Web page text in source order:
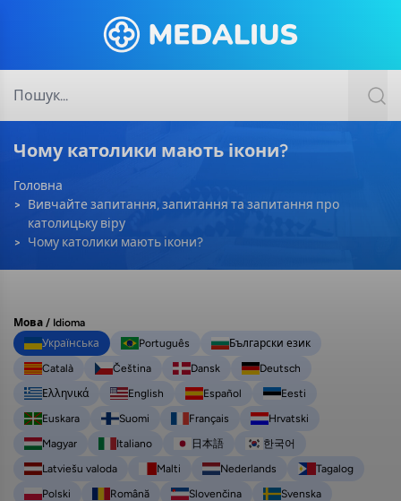
Чому католики мають ікони?
Головна
Вивчайте запитання, запитання та запитання про
католицьку віру
Чому католики мають ікони?
Мова / Idioma
Українська
Português
Български език
Català
Čeština Dansk
Deutsch
Ελληνικά
English Español
Eesti
Euskara
Suomi Français
Hrvatski
Magyar
Italiano 日本語
한국어
Latviešu valoda
Malti Nederlands
Tagalog
Polski
Română Slovenčina
Svenska